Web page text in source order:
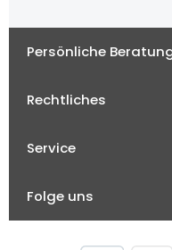
Persönliche
Rechtliches
Service
Folge uns